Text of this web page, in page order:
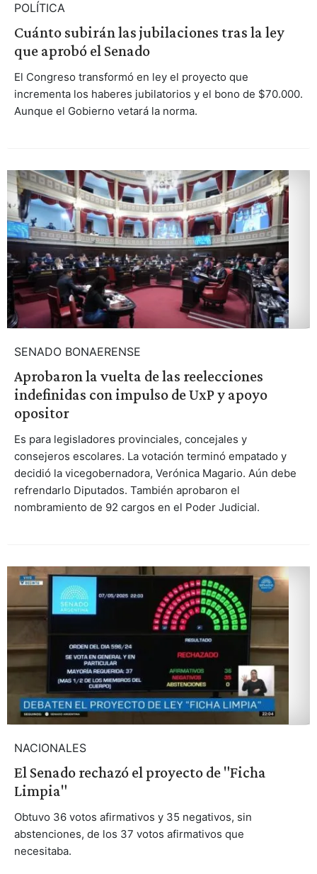
POLÍTICA
Cuánto subirán las jubilaciones tras la ley
que aprobó el Senado
El Congreso transformó en ley el proyecto que
incrementa los haberes jubilatorios y el bono de $70.000.
Aunque el Gobierno vetará la norma.
SENADO BONAERENSE
Aprobaron la vuelta de las reelecciones
indefinidas con impulso de UxP y apoyo
opositor
Es para legisladores provinciales, concejales y
consejeros escolares. La votación terminó empatado y
decidió la vicegobernadora, Verónica Magario. Aún debe
refrendarlo Diputados. También aprobaron el
nombramiento de 92 cargos en el Poder Judicial.
NACIONALES
El Senado rechazó el proyecto de "Ficha
Limpia"
Obtuvo 36 votos afirmativos y 35 negativos, sin
abstenciones, de los 37 votos afirmativos que
necesitaba.